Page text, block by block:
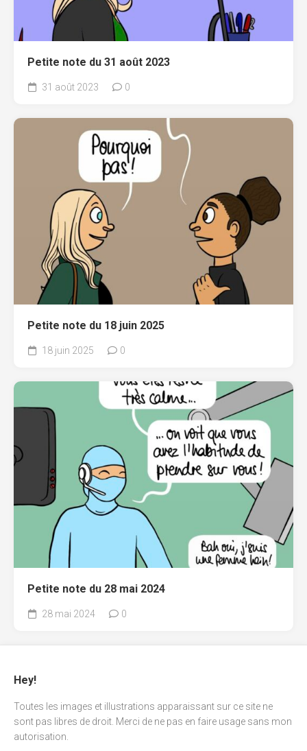
Petite note du 31 août 2023
31 août 2023 0
Petite note du 18 juin 2025
18 juin 2025 0
Petite note du 28 mai 2024
28 mai 2024 0
Hey!
Toutes les images et illustrations apparaissant sur ce site ne
sont pas libres de droit. Merci de ne pas en faire usage sans mon
autorisation.